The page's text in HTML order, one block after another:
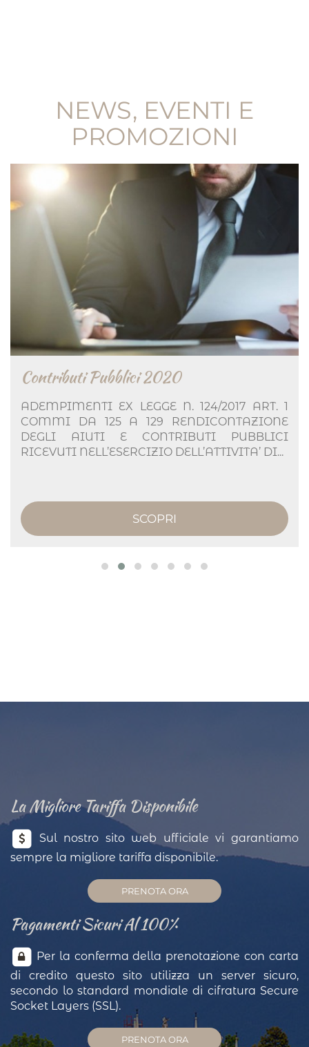
NEWS, EVENTI E
PROMOZIONI
Contributi Pubblici 2020
ADEMPIMENTI EX LEGGE N. 124/2017 ART. 1
COMMI DA 125 A 129 RENDICONTAZIONE
DEGLI AIUTI E CONTRIBUTI PUBBLICI
RICEVUTI NELL’ESERCIZIO DELL’ATTIVITA’ DI...
SCOPRI
La Migliore Tariffa Disponibile
Sul nostro sito web ufficiale vi garantiamo
sempre la migliore tariffa disponibile.
PRENOTA ORA
Pagamenti Sicuri Al 100%
Per la conferma della prenotazione con carta
di credito questo sito utilizza un server sicuro,
secondo lo standard mondiale di cifratura Secure
Socket Layers (SSL).
PRENOTA ORA